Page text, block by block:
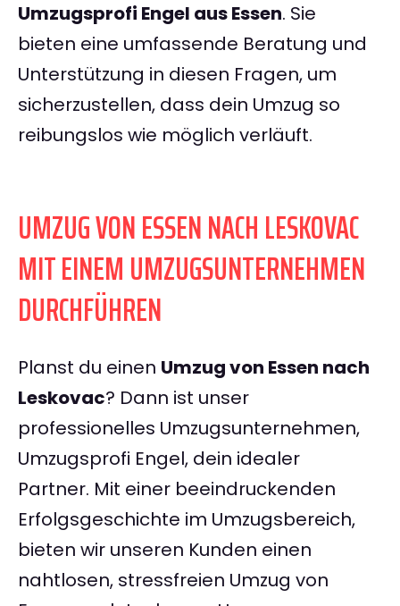
Umzugsprofi Engel aus Essen. Sie
bieten eine umfassende Beratung und
Unterstützung in diesen Fragen, um
sicherzustellen, dass dein Umzug so
reibungslos wie möglich verläuft.
UMZUG VON ESSEN NACH LESKOVAC
MIT EINEM UMZUGSUNTERNEHMEN
DURCHFÜHREN
Planst du einen Umzug von Essen nach
Leskovac? Dann ist unser
professionelles Umzugsunternehmen,
Umzugsprofi Engel, dein idealer
Partner. Mit einer beeindruckenden
Erfolgsgeschichte im Umzugsbereich,
bieten wir unseren Kunden einen
nahtlosen, stressfreien Umzug von